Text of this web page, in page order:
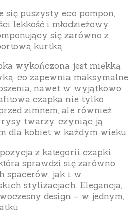
się puszysty eco pompon,
lekkość i młodzieżowy
się zarówno z
kurtką.
wykończona jest miękką
, co zapewnia maksymalne
, nawet w wyjątkowo
czapka nie tylko
zimnem, ale również
twarzy, czyniąc ją
dla kobiet w każdym wieku.
z kategorii czapki
sprawdzi się zarówno
spacerów, jak i w
stylizacjach. Elegancja,
design – w jednym,